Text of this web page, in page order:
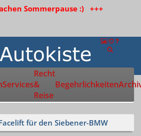
Sommerpause :) +++
Zur Startseite
Services
Recht
&
Reise
Begehrlichkeiten
für den Siebener-BMW